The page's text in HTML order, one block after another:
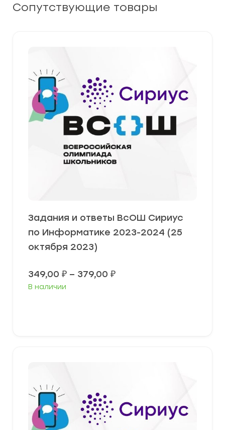
Сопутствующие товары
Задания и ответы ВсОШ Сириус
по Информатике 2023-2024 (25
октября 2023)
349,00 ₽ – 379,00 ₽Диапазон
В наличии